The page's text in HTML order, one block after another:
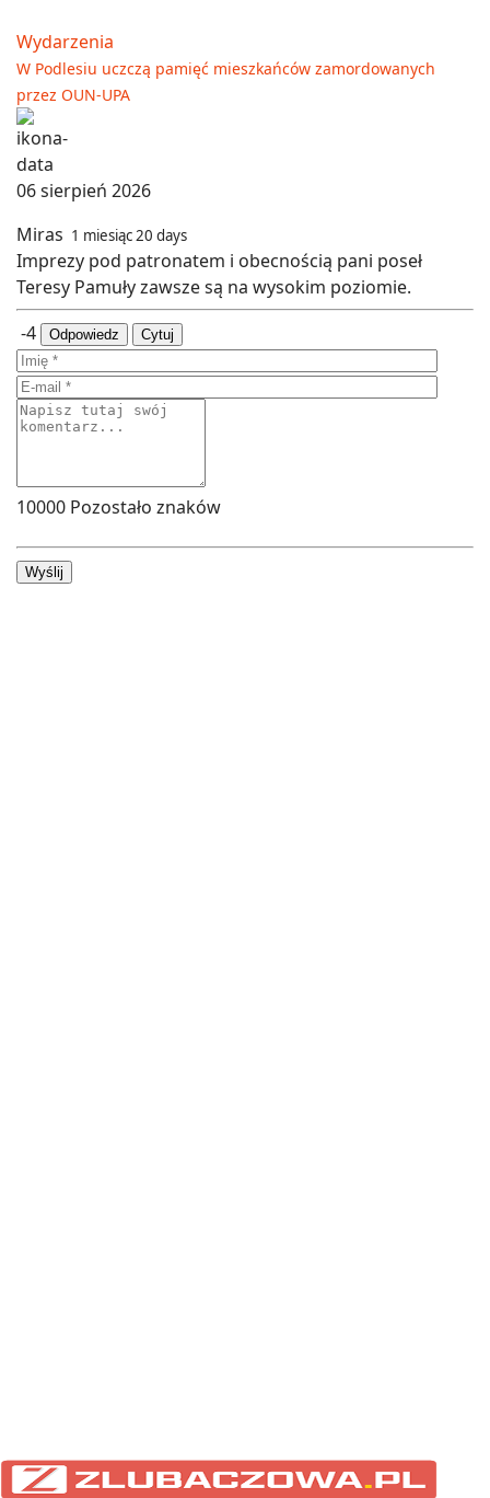
Wydarzenia
W Podlesiu uczczą pamięć mieszkańców zamordowanych
przez OUN-UPA
06 sierpień 2026
Miras 1 miesiąc 20 days
Imprezy pod patronatem i obecnością pani poseł
Teresy Pamuły zawsze są na wysokim poziomie.
-4
Odpowiedz Cytuj
10000 Pozostało znaków
Wyślij